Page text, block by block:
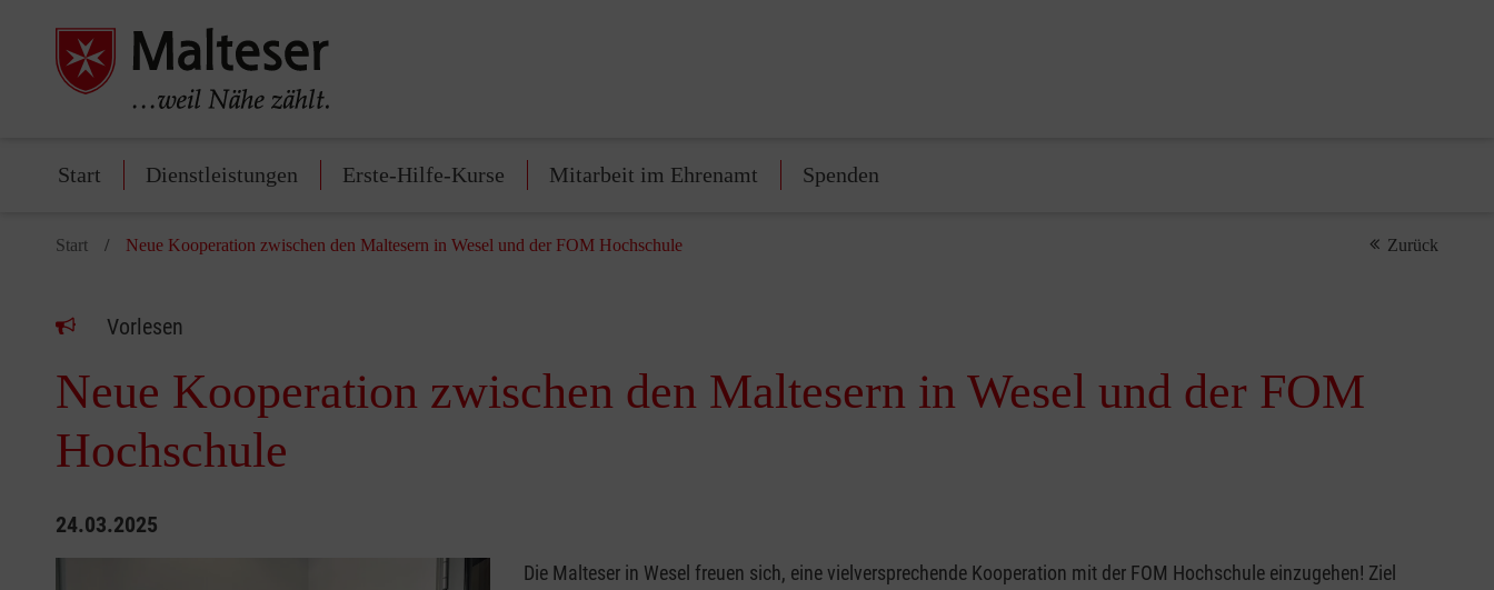
Start Dienstleistungen Erste-Hilfe-Kurse Mitarbeit im Ehrenamt Spenden
Start Neue Kooperation zwischen den Maltesern in Wesel und der FOM Hochschule Zurück
Vorlesen
Neue Kooperation zwischen den Maltesern in Wesel und der FOM
Hochschule
24.03.2025
Die Malteser in Wesel freuen sich, eine vielversprechende Kooperation mit der FOM Hochschule einzugehen! Ziel